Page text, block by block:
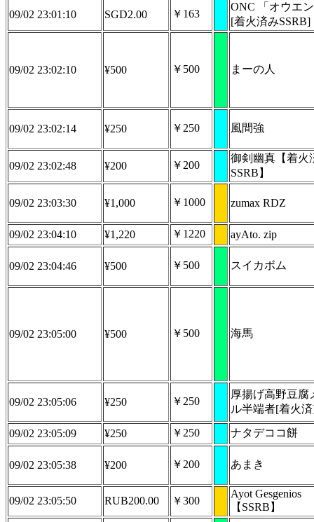
09/02 23:01:10 SGD2.00 ￥163
ONC 「オウエ
[着火済みSSRB]
09/02 23:02:10 ¥500 ￥500 まーの人
09/02 23:02:14 ¥250 ￥250 風間強
09/02 23:02:48 ¥200 ￥200
御剣幽真【着火
SSRB】
09/02 23:03:30 ¥1,000 ￥1000 zumax RDZ
09/02 23:04:10 ¥1,220 ￥1220 ayAto. zip
09/02 23:04:46 ¥500 ￥500 スイカボム
09/02 23:05:00 ¥500 ￥500 海馬
09/02 23:05:06 ¥250 ￥250
厚揚げ高野豆腐
ル半端者[着火
09/02 23:05:09 ¥250 ￥250 ナタデココ餅
09/02 23:05:38 ¥200 ￥200 あまき
09/02 23:05:50 RUB200.00 ￥300
Ayot Gesgenios
【SSRB】